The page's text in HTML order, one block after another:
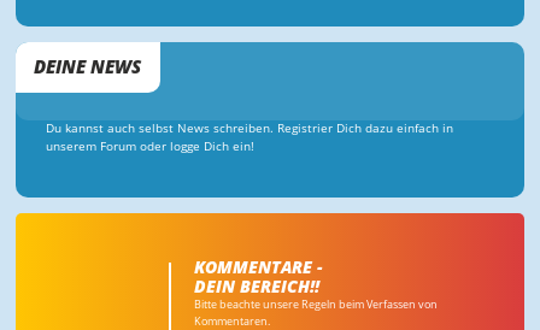
DEINE NEWS
Du kannst auch selbst News schreiben. Registrier Dich dazu einfach in
unserem Forum oder logge Dich ein!
KOMMENTARE -
DEIN BEREICH!!
Bitte beachte unsere Regeln beim Verfassen von
Kommentaren.